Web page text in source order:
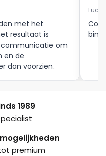
met het
resultaat is
communicatie om
en de
dan voorzien.
Luc
1989
premium